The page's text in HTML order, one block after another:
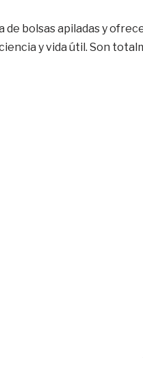
bolsas apiladas y
y vida útil. Son